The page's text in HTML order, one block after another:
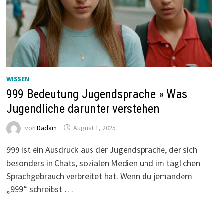
WISSEN
999 Bedeutung Jugendsprache » Was
Jugendliche darunter verstehen
von Dadam August 1, 2025
999 ist ein Ausdruck aus der Jugendsprache, der sich
besonders in Chats, sozialen Medien und im täglichen
Sprachgebrauch verbreitet hat. Wenn du jemandem
„999“ schreibst …